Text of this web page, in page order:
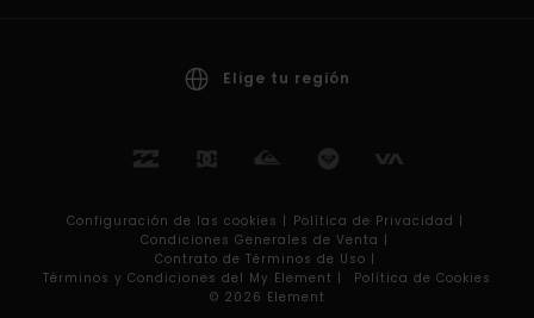
Elige tu región
Configuración de las cookies | Política de Privacidad |
Condiciones Generales de Venta |
Contrato de Términos de Uso |
Términos y Condiciones del My Element |
Política de Cookies
© 2026 Element